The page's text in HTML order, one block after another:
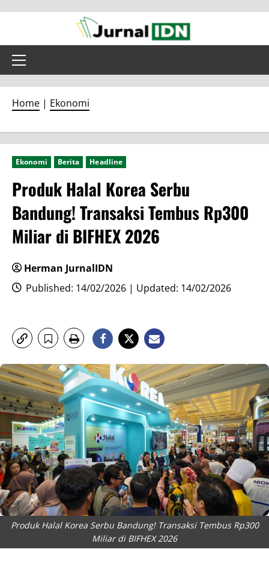
content
Primary
Home | Ekonomi
Ekonomi Berita Headline
Produk Halal Korea Serbu
Bandung! Transaksi Tembus Rp300
Miliar di BIFHEX 2026
Herman JurnalIDN
Published: 14/02/2026 | Updated: 14/02/2026
Produk Halal Korea Serbu Bandung! Transaksi Tembus Rp300
Miliar di BIFHEX 2026